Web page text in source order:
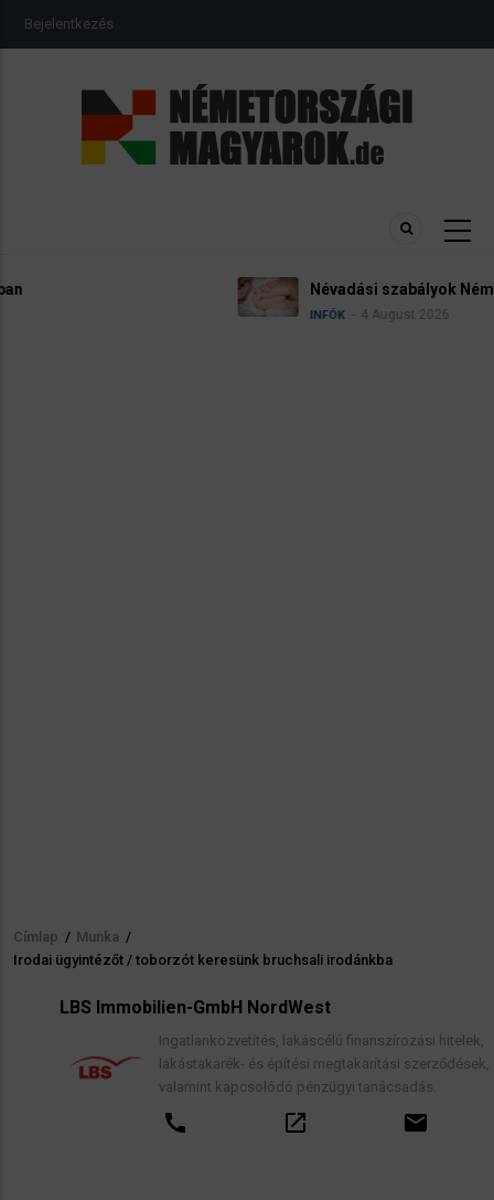
USER
ACCOUNT
Bejelentkezés
Névadási szabályok Németországban
4 August 2026
Morzsa
Címlap / Munka /
Irodai ügyintézőt / toborzót keresünk bruchsali irodánkba
LBS Immobilien-GmbH NordWest
Ingatlanközvetítés, lakáscélú finanszírozási hitelek,
lakástakarék- és építési megtakarítási szerződések,
valamint kapcsolódó pénzügyi tanácsadás.